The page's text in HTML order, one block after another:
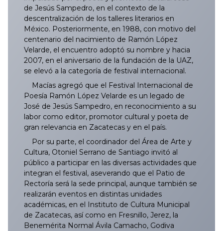
de Jesús Sampedro, en el contexto de la
descentralización de los talleres literarios en
México. Posteriormente, en 1988, con motivo del
centenario del nacimiento de Ramón López
Velarde, el encuentro adoptó su nombre y hacia
2007, en el aniversario de la fundación de la UAZ,
se elevó a la categoría de festival internacional.
Macías agregó que el Festival Internacional de
Poesía Ramón López Velarde es un legado de
José de Jesús Sampedro, en reconocimiento a su
labor como editor, promotor cultural y poeta de
gran relevancia en Zacatecas y en el país.
Por su parte, el coordinador del Área de Arte y
Cultura, Otoniel Serrano de Santiago invitó al
público a participar en las diversas actividades que
integran el festival, aseverando que el Patio de
Rectoría será la sede principal, aunque también se
realizarán eventos en distintas unidades
académicas, en el Instituto de Cultura Municipal
de Zacatecas, así como en Fresnillo, Jerez, la
Benemérita Normal Ávila Camacho, Godiva